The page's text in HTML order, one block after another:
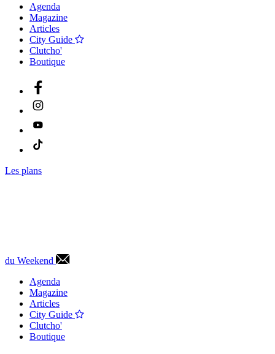
Agenda
Magazine
Articles
City Guide
Clutcho'
Boutique
Les plans
du Weekend
Agenda
Magazine
Articles
City Guide
Clutcho'
Boutique